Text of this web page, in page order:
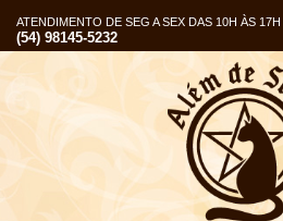
ATENDIMENTO DE SEG A SEX DAS 10H ÀS 17H
(54) 98145-5232